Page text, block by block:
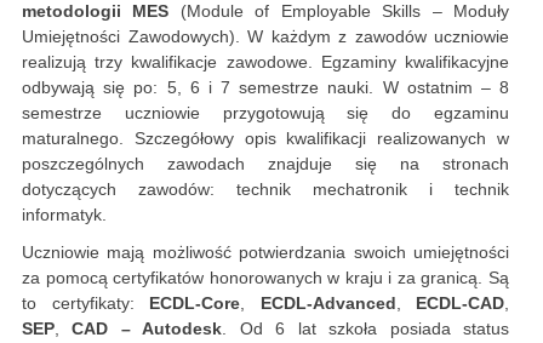
metodologii MES (Module of Employable Skills – Moduły
Umiejętności Zawodowych). W każdym z zawodów uczniowie
realizują trzy kwalifikacje zawodowe. Egzaminy kwalifikacyjne
odbywają się po: 5, 6 i 7 semestrze nauki. W ostatnim – 8
semestrze uczniowie przygotowują się do egzaminu
maturalnego. Szczegółowy opis kwalifikacji realizowanych w
poszczególnych zawodach znajduje się na stronach
dotyczących zawodów: technik mechatronik i technik
informatyk.
Uczniowie mają możliwość potwierdzania swoich umiejętności
za pomocą certyfikatów honorowanych w kraju i za granicą. Są
to certyfikaty: ECDL-Core, ECDL-Advanced, ECDL-CAD,
SEP,CAD – Autodesk. Od 6 lat szkoła posiada status